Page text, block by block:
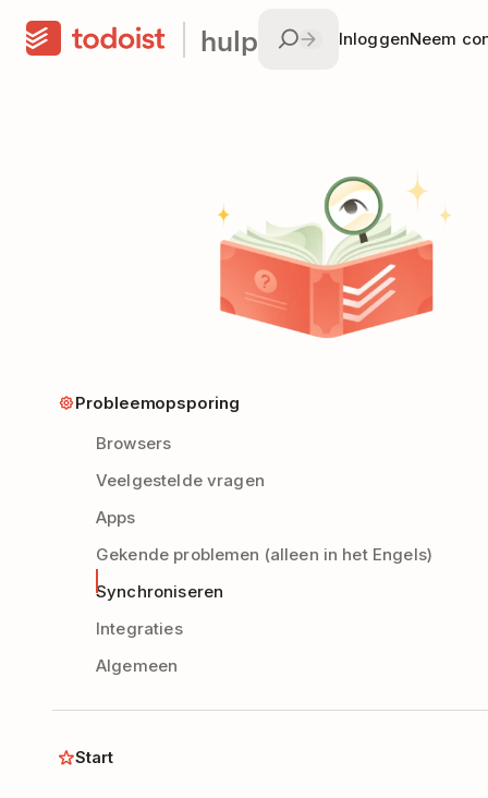
hulp InloggenNeem
Probleemopsporing
Browsers
Veelgestelde vragen
Apps
Gekende problemen (alleen in het Engels)
Synchroniseren
Integraties
Algemeen
Start